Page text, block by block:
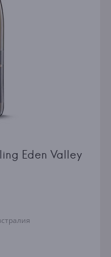
Eden Valley